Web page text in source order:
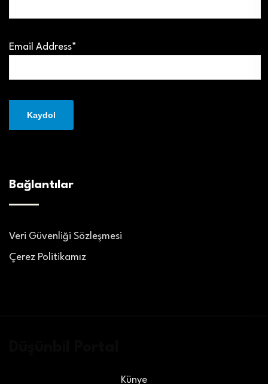
Email Address*
Bağlantılar
Veri Güvenliği Sözleşmesi
Çerez Politikamız
Künye